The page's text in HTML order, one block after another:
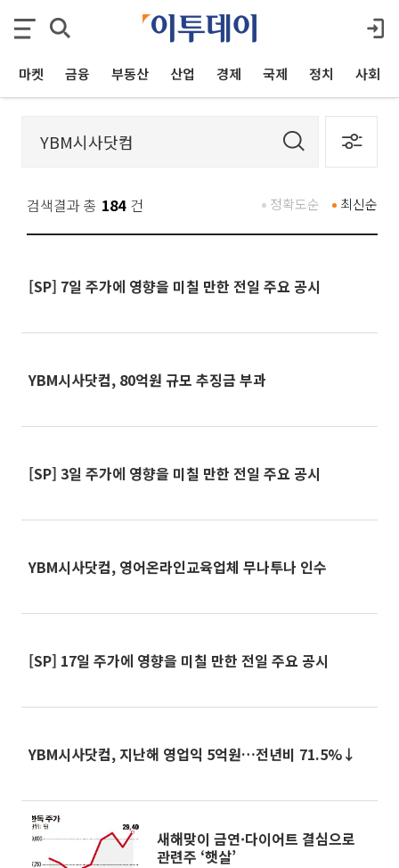
마켓 금융 부동산 산업 경제 국제 정치 사회
검색결과 총 184 건 최신순
정확도순
[SP] 7일 주가에 영향을 미칠 만한 전일 주요 공시
YBM시사닷컴, 80억원 규모 추징금 부과
[SP] 3일 주가에 영향을 미칠 만한 전일 주요 공시
YBM시사닷컴, 영어온라인교육업체 무나투나 인수
[SP] 17일 주가에 영향을 미칠 만한 전일 주요 공시
YBM시사닷컴, 지난해 영업익 5억원…전년비 71.5%↓
새해맞이 금연·다이어트 결심으로
관련주 ‘햇살’